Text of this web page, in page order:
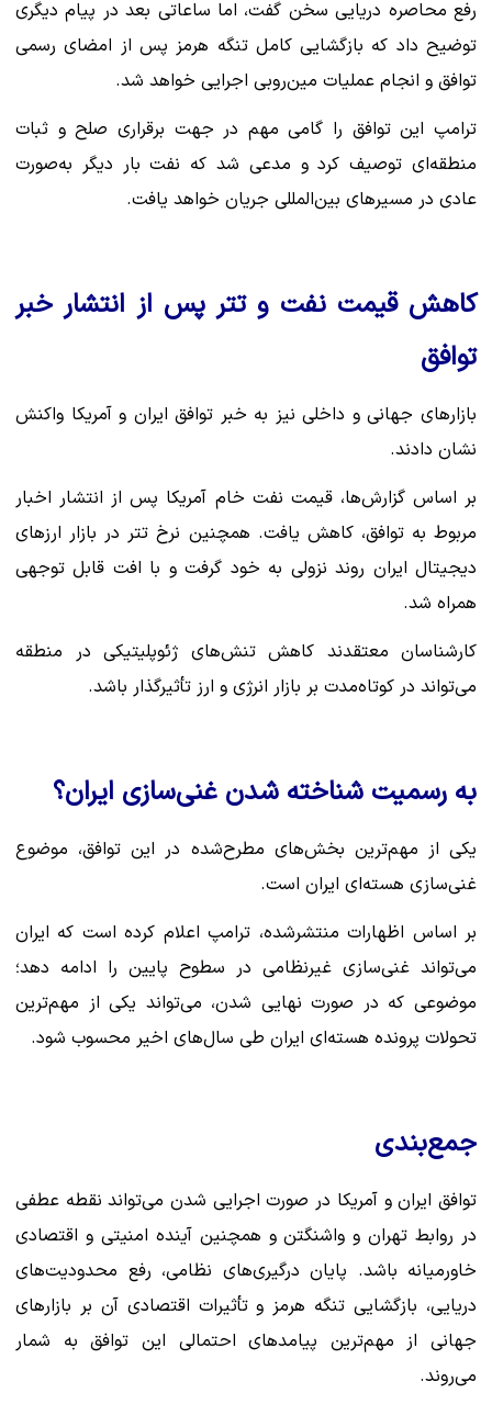
رفع محاصره دریایی سخن گفت، اما ساعاتی بعد در پیام دیگری
توضیح داد که بازگشایی کامل تنگه هرمز پس از امضای رسمی
توافق و انجام عملیات مین‌روبی اجرایی خواهد شد.
ترامپ این توافق را گامی مهم در جهت برقراری صلح و ثبات
منطقه‌ای توصیف کرد و مدعی شد که نفت بار دیگر به‌صورت
عادی در مسیرهای بین‌المللی جریان خواهد یافت.
کاهش قیمت نفت و تتر پس از انتشار خبر
توافق
بازارهای جهانی و داخلی نیز به خبر توافق ایران و آمریکا واکنش
نشان دادند.
بر اساس گزارش‌ها، قیمت نفت خام آمریکا پس از انتشار اخبار
مربوط به توافق، کاهش یافت. همچنین نرخ تتر در بازار ارزهای
دیجیتال ایران روند نزولی به خود گرفت و با افت قابل توجهی
همراه شد.
کارشناسان معتقدند کاهش تنش‌های ژئوپلیتیکی در منطقه
می‌تواند در کوتاه‌مدت بر بازار انرژی و ارز تأثیرگذار باشد.
به رسمیت شناخته شدن غنی‌سازی ایران؟
یکی از مهم‌ترین بخش‌های مطرح‌شده در این توافق، موضوع
غنی‌سازی هسته‌ای ایران است.
بر اساس اظهارات منتشرشده، ترامپ اعلام کرده است که ایران
می‌تواند غنی‌سازی غیرنظامی در سطوح پایین را ادامه دهد؛
موضوعی که در صورت نهایی شدن، می‌تواند یکی از مهم‌ترین
تحولات پرونده هسته‌ای ایران طی سال‌های اخیر محسوب شود.
جمع‌بندی
توافق ایران و آمریکا در صورت اجرایی شدن می‌تواند نقطه عطفی
در روابط تهران و واشنگتن و همچنین آینده امنیتی و اقتصادی
خاورمیانه باشد. پایان درگیری‌های نظامی، رفع محدودیت‌های
دریایی، بازگشایی تنگه هرمز و تأثیرات اقتصادی آن بر بازارهای
جهانی از مهم‌ترین پیامدهای احتمالی این توافق به شمار
می‌روند.